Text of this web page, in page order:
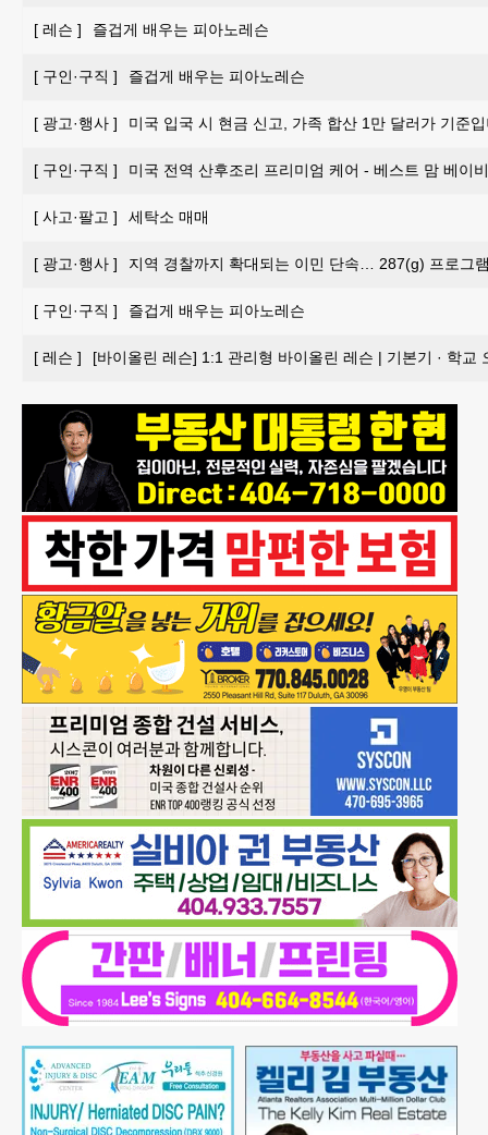
[ 레슨 ] 즐겁게 배우는 피아노레슨
[ 구인·구직 ] 즐겁게 배우는 피아노레슨
[ 광고·행사 ] 미국 입국 시 현금 신고, 가족 합산 1만 달러가 기준
[ 구인·구직 ] 미국 전역 산후조리 프리미엄 케어 - 베스트 맘 베이
[ 사고·팔고 ] 세탁소 매매
[ 광고·행사 ] 지역 경찰까지 확대되는 이민 단속… 287(g) 프로그
[ 구인·구직 ] 즐겁게 배우는 피아노레슨
[ 레슨 ] [바이올린 레슨] 1:1 관리형 바이올린 레슨 | 기본기 · 학